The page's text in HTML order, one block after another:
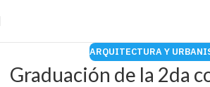
ARQUITECTURA Y
Graduación de la 2da